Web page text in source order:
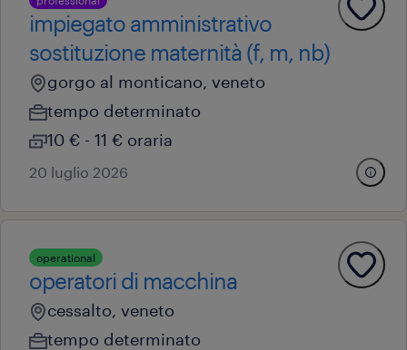
impiegato amministrativo
sostituzione maternità (f, m, nb)
gorgo al monticano, veneto
tempo determinato
10 € - 11 € oraria
20 luglio 2026
operational
operatori di macchina
cessalto, veneto
tempo determinato